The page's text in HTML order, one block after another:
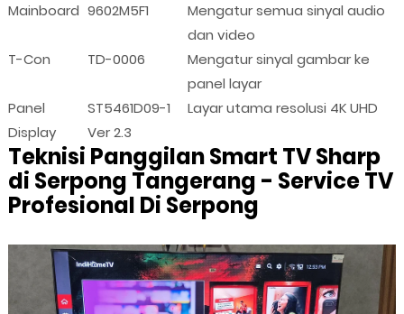
Mainboard 9602M5F1
Mengatur semua sinyal audio
dan video
T-Con
TD-0006
Mengatur sinyal gambar ke
panel layar
Panel
Display
ST5461D09-1
Ver 2.3
Layar utama resolusi 4K UHD
Teknisi Panggilan Smart TV Sharp
di Serpong Tangerang - Service TV
Profesional Di Serpong